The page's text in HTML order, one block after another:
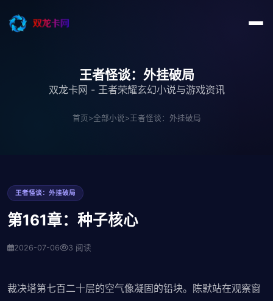
王者怪谈：外挂破局
双龙卡网 - 王者荣耀玄幻小说与游戏资讯
首页>全部小说>王者怪谈：外挂破局
王者怪谈：外挂破局
第161章：种子核心
2026-07-06 3 阅读
裁决塔第七百二十层的空气像凝固的铅块。陈默站在观察窗